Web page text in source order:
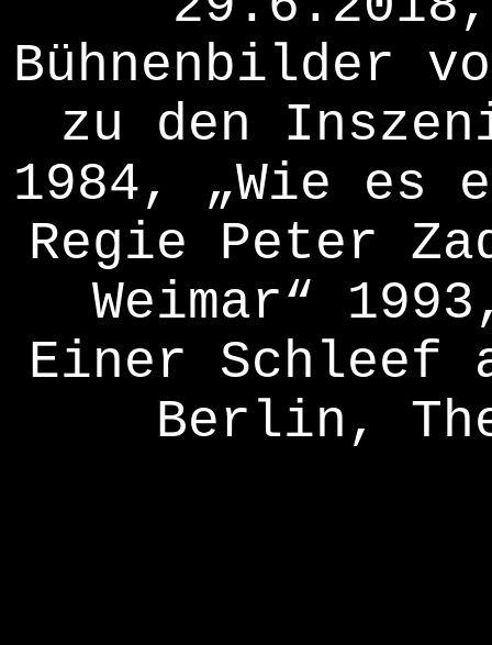
Bühnenbilder
zu den
1984, „Wie es
Regie Peter
Weimar“
Einer Schleef
Berlin,